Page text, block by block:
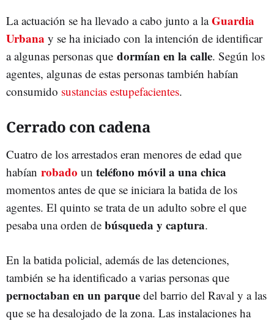
La actuación se ha llevado a cabo junto a la Guardia
Urbana y se ha iniciado con la intención de identificar
a algunas personas que dormían en la calle. Según los
agentes, algunas de estas personas también habían
consumido sustancias estupefacientes.
Cerrado con cadena
Cuatro de los arrestados eran menores de edad que
habían robado un teléfono móvil a una chica
momentos antes de que se iniciara la batida de los
agentes. El quinto se trata de un adulto sobre el que
pesaba una orden de búsqueda y captura.
En la batida policial, además de las detenciones,
también se ha identificado a varias personas que
pernoctaban en un parque del barrio del Raval y a las
que se ha desalojado de la zona. Las instalaciones ha